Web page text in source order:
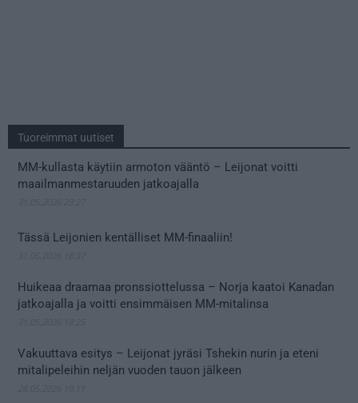
Tuoreimmat uutiset
MM-kullasta käytiin armoton vääntö – Leijonat voitti
maailmanmestaruuden jatkoajalla
Tässä Leijonien kentälliset MM-finaaliin!
Huikeaa draamaa pronssiottelussa – Norja kaatoi Kanadan
jatkoajalla ja voitti ensimmäisen MM-mitalinsa
Vakuuttava esitys – Leijonat jyräsi Tshekin nurin ja eteni
mitalipeleihin neljän vuoden tauon jälkeen